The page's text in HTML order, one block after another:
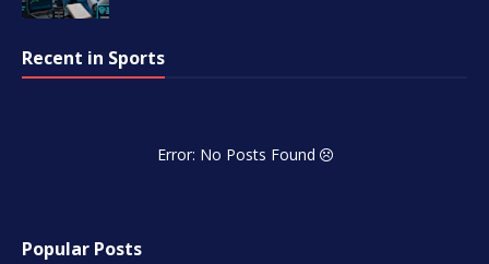
Recent in Sports
Error: No Posts Found
Popular Posts